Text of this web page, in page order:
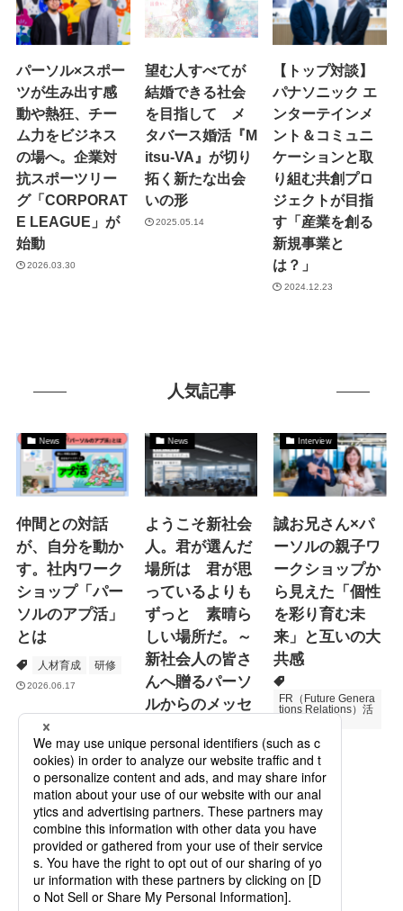
パーソル×スポー
ツが生み出す感
動や熱狂、チー
ム力をビジネス
の場へ。企業対
抗スポーツリー
グ「CORPORAT
E LEAGUE」が
始動
2026.03.30
望む人すべてが
結婚できる社会
を目指して メ
タバース婚活『M
itsu-VA』が切り
拓く新たな出会
いの形
2025.05.14
【トップ対談】
パナソニック エ
ンターテインメ
ント＆コミュニ
ケーションと取
り組む共創プロ
ジェクトが目指
す「産業を創る
新規事業と
は？」
2024.12.23
人気記事
News
仲間との対話
が、自分を動か
す。社内ワーク
ショップ「パー
ソルのアプ活」
とは
人材育成 研修
2026.06.17
News
ようこそ新社会
人。君が選んだ
場所は 君が思
っているよりも
ずっと 素晴ら
しい場所だ。～
新社会人の皆さ
んへ贈るパーソ
ルからのメッセ
Specialized Servic
es
プロモーション
Interview
誠お兄さん×パ
ーソルの親子ワ
ークショップか
ら見えた「個性
を彩り育む未
来」と互いの大
共感
FR（Future Genera
tions Relations）活
次世代育成
2026.06.16